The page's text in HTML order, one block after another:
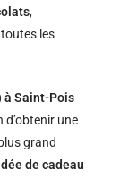
,
les
à Saint-Pois
une
grand
de cadeau